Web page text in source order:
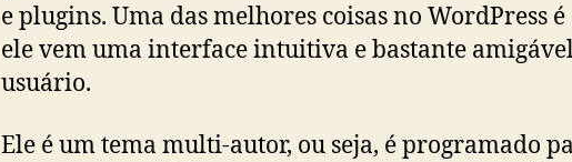
e plugins. Uma das melhores coisas no WordPress é
ele vem uma interface intuitiva e bastante
usuário.
Ele é um tema multi-autor, ou seja, é programado